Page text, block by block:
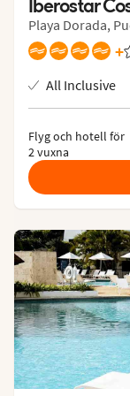
Iberostar
Playa Dorada,
+
All Inclusive
Flyg och hotell för
2 vuxna